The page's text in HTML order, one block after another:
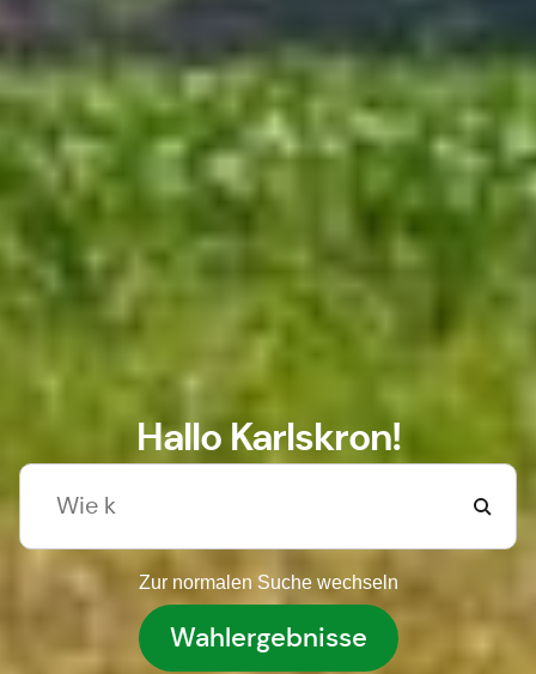
Hallo Karlskron!
Zur normalen Suche wechseln
Wahlergebnisse